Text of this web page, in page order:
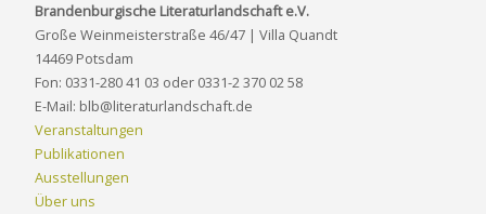
Brandenburgische Literaturlandschaft e.V.
Große Weinmeisterstraße 46/47 | Villa Quandt
14469 Potsdam
Fon: 0331-280 41 03 oder 0331-2 370 02 58
E-Mail: blb@literaturlandschaft.de
Veranstaltungen
Publikationen
Ausstellungen
Über uns